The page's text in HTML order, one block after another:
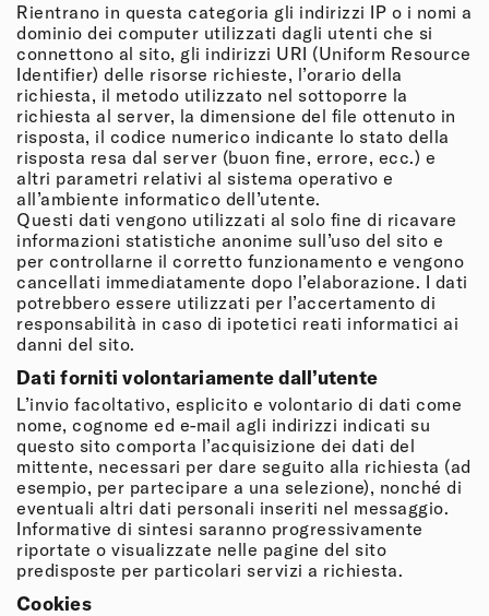
Rientrano in questa categoria gli indirizzi IP o i nomi a
dominio dei computer utilizzati dagli utenti che si
connettono al sito, gli indirizzi URI (Uniform Resource
Identifier) delle risorse richieste, l’orario della
richiesta, il metodo utilizzato nel sottoporre la
richiesta al server, la dimensione del file ottenuto in
risposta, il codice numerico indicante lo stato della
risposta resa dal server (buon fine, errore, ecc.) e
altri parametri relativi al sistema operativo e
all’ambiente informatico dell’utente.
Questi dati vengono utilizzati al solo fine di ricavare
informazioni statistiche anonime sull’uso del sito e
per controllarne il corretto funzionamento e vengono
cancellati immediatamente dopo l’elaborazione. I dati
potrebbero essere utilizzati per l’accertamento di
responsabilità in caso di ipotetici reati informatici ai
danni del sito.
Dati forniti volontariamente dall’utente
L’invio facoltativo, esplicito e volontario di dati come
nome, cognome ed e-mail agli indirizzi indicati su
questo sito comporta l’acquisizione dei dati del
mittente, necessari per dare seguito alla richiesta (ad
esempio, per partecipare a una selezione), nonché di
eventuali altri dati personali inseriti nel messaggio.
Informative di sintesi saranno progressivamente
riportate o visualizzate nelle pagine del sito
predisposte per particolari servizi a richiesta.
Cookies